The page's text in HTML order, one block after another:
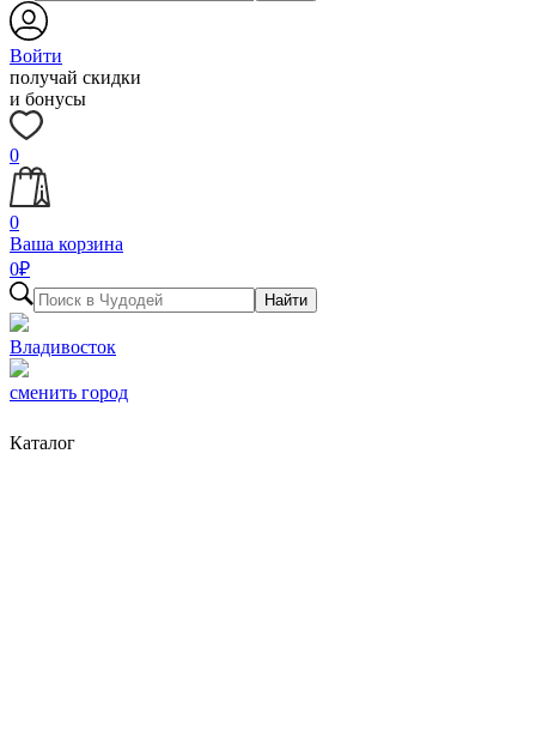
Войти
получай скидки
и бонусы
0
0
Ваша корзина
0₽
Найти
Владивосток
сменить город
Каталог